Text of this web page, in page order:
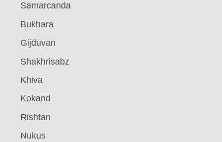
Samarcanda
Bukhara
Gijduvan
Shakhrisabz
Khiva
Kokand
Rishtan
Nukus